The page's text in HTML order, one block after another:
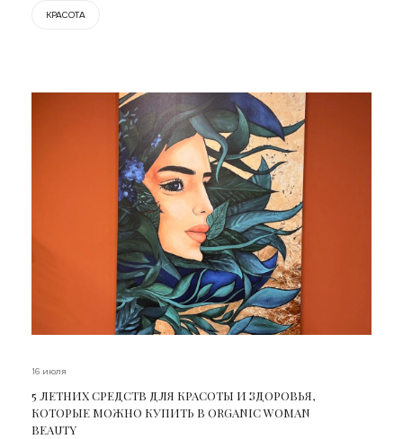
КРАСОТА
16 июля
5 ЛЕТНИХ СРЕДСТВ ДЛЯ КРАСОТЫ И ЗДОРОВЬЯ,
КОТОРЫЕ МОЖНО КУПИТЬ В ORGANIC WOMAN
BEAUTY